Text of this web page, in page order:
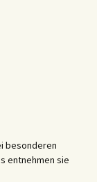
besonderen
entnehmen sie